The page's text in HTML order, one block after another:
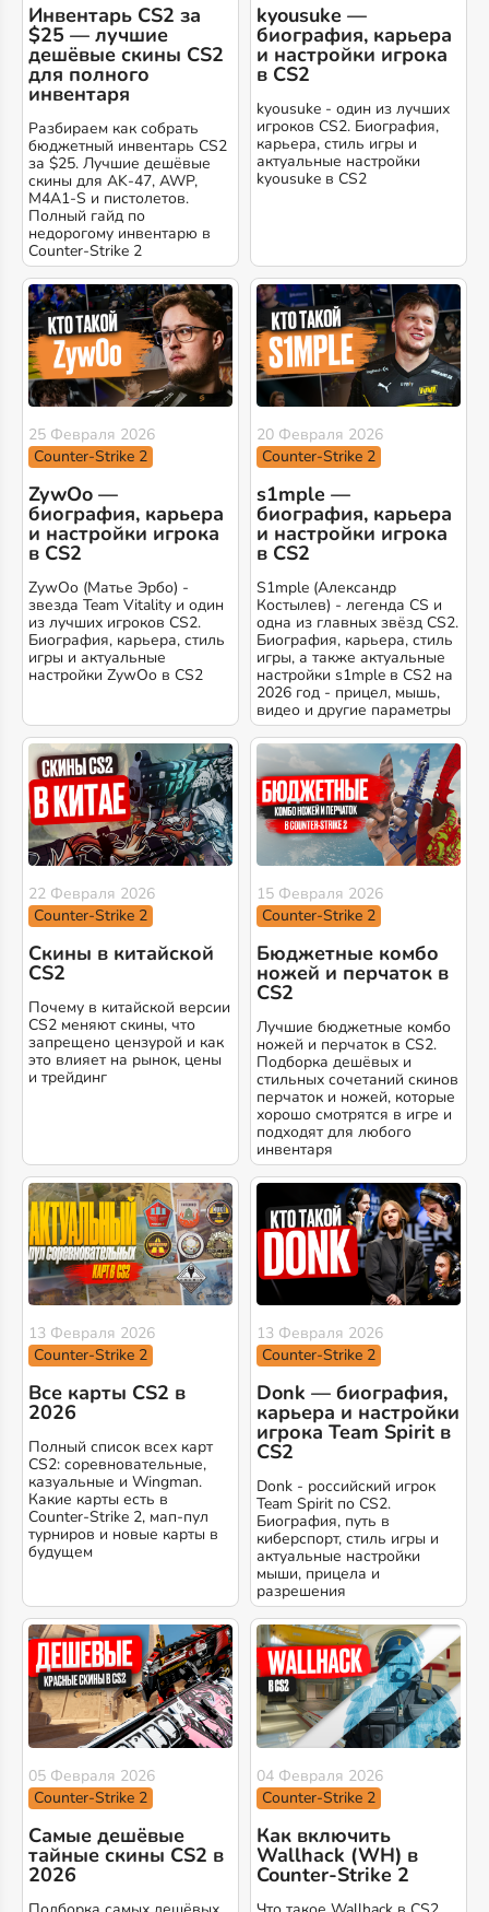
Инвентарь CS2 за
$25 — лучшие
дешёвые скины CS2
для полного
инвентаря
Разбираем как собрать
бюджетный инвентарь CS2
за $25. Лучшие дешёвые
скины для AK-47, AWP,
M4A1-S и пистолетов.
Полный гайд по
недорогому инвентарю в
Counter-Strike 2
kyousuke —
биография, карьера
и настройки игрока
в CS2
kyousuke - один из лучших
игроков CS2. Биография,
карьера, стиль игры и
актуальные настройки
kyousuke в CS2
25 Февраля 2026
Counter-Strike 2
ZywOo —
биография, карьера
и настройки игрока
в CS2
ZywOo (Матье Эрбо) -
звезда Team Vitality и один
из лучших игроков CS2.
Биография, карьера, стиль
игры и актуальные
настройки ZywOo в CS2
20 Февраля 2026
Counter-Strike 2
s1mple —
биография, карьера
и настройки игрока
в CS2
S1mple (Александр
Костылев) - легенда CS и
одна из главных звёзд CS2.
Биография, карьера, стиль
игры, а также актуальные
настройки s1mple в CS2 на
2026 год - прицел, мышь,
видео и другие параметры
22 Февраля 2026
Counter-Strike 2
Скины в китайской
CS2
Почему в китайской версии
CS2 меняют скины, что
запрещено цензурой и как
это влияет на рынок, цены
и трейдинг
15 Февраля 2026
Counter-Strike 2
Бюджетные комбо
ножей и перчаток в
CS2
Лучшие бюджетные комбо
ножей и перчаток в CS2.
Подборка дешёвых и
стильных сочетаний скинов
перчаток и ножей, которые
хорошо смотрятся в игре и
подходят для любого
инвентаря
13 Февраля 2026
Counter-Strike 2
Все карты CS2 в
2026
Полный список всех карт
CS2: соревновательные,
казуальные и Wingman.
Какие карты есть в
Counter-Strike 2, мап-пул
турниров и новые карты в
будущем
13 Февраля 2026
Counter-Strike 2
Donk — биография,
карьера и настройки
игрока Team Spirit в
CS2
Donk - российский игрок
Team Spirit по CS2.
Биография, путь в
киберспорт, стиль игры и
актуальные настройки
мыши, прицела и
разрешения
05 Февраля 2026
Counter-Strike 2
Самые дешёвые
тайные скины CS2 в
2026
04 Февраля 2026
Counter-Strike 2
Как включить
Wallhack (WH) в
Counter-Strike 2